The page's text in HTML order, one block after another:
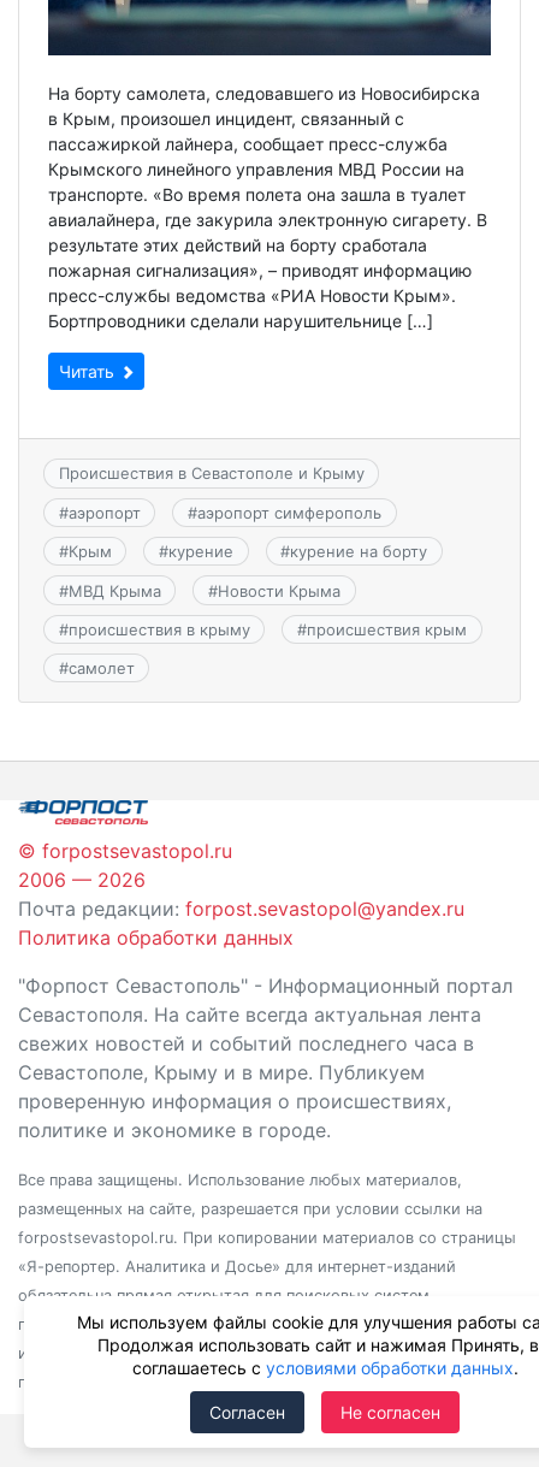
На борту самолета, следовавшего из Новосибирска
в Крым, произошел инцидент, связанный с
пассажиркой лайнера, сообщает пресс-служба
Крымского линейного управления МВД России на
транспорте. «Во время полета она зашла в туалет
авиалайнера, где закурила электронную сигарету. В
результате этих действий на борту сработала
пожарная сигнализация», – приводят информацию
пресс-службы ведомства «РИА Новости Крым».
Бортпроводники сделали нарушительнице […]
Читать
Происшествия в Севастополе и Крыму
#аэропорт #аэропорт симферополь
#Крым #курение #курение на борту
#МВД Крыма #Новости Крыма
#происшествия в крыму #происшествия крым
#самолет
© forpostsevastopol.ru
2006 — 2026
Почта редакции: forpost.sevastopol@yandex.ru
Политика обработки данных
"Форпост Севастополь" - Информационный портал
Севастополя. На сайте всегда актуальная лента
свежих новостей и событий последнего часа в
Севастополе, Крыму и в мире. Публикуем
проверенную информация о происшествиях,
политике и экономике в городе.
Все права защищены. Использование любых материалов,
размещенных на сайте, разрешается при условии ссылки на
forpostsevastopol.ru. При копировании материалов со страницы
«Я-репортер. Аналитика и Досье» для интернет-изданий
обязательна прямая открытая для поисковых систем
гиперссылка. Независимо от полного или частичного
использования материалов, ссылка должна быть размещена в
подзаголовке или первом абзаце материала.
Мы используем файлы cookie для улучшения работы
Продолжая использовать сайт и нажимая Принять,
соглашаетесь с условиями обработки данных.
Согласен Не согласен